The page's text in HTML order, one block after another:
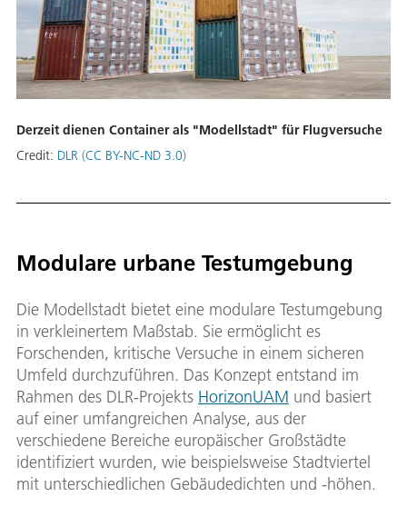
Derzeit dienen Container als "Modellstadt" für Flugversuche
Credit: DLR (CC BY-NC-ND 3.0)
Modulare urbane Testumgebung
Die Modellstadt bietet eine modulare Testumgebung
in verkleinertem Maßstab. Sie ermöglicht es
Forschenden, kritische Versuche in einem sicheren
Umfeld durchzuführen. Das Konzept entstand im
Rahmen des DLR-Projekts HorizonUAM und basiert
auf einer umfangreichen Analyse, aus der
verschiedene Bereiche europäischer Großstädte
identifiziert wurden, wie beispielsweise Stadtviertel
mit unterschiedlichen Gebäudedichten und -höhen.